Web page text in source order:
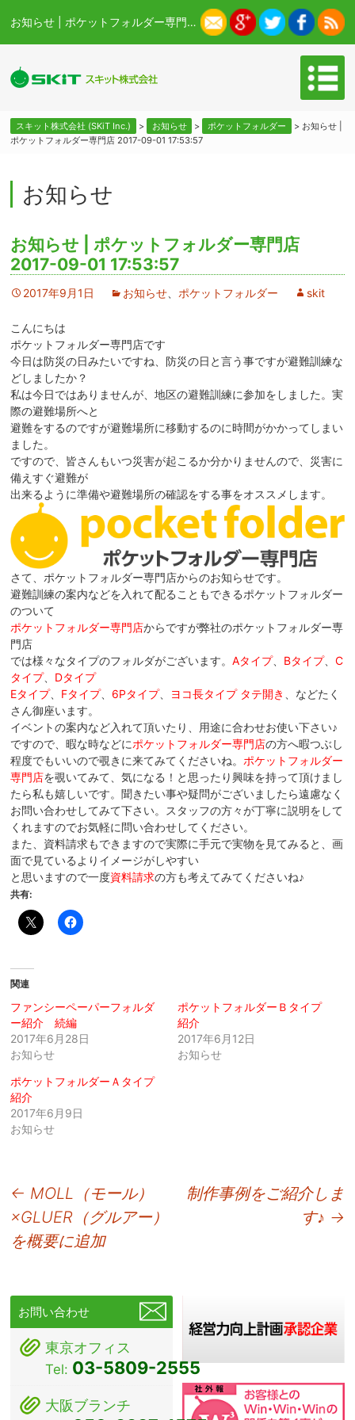
お知らせ | ポケットフォルダー専門店 2017-09-01 17:53:57 - スキット株式会社 (SKiT Inc.)
スキット株式会社 (SKiT Inc.) > お知らせ > ポケットフォルダー > お知らせ |
ポケットフォルダー専門店 2017-09-01 17:53:57
お知らせ
お知らせ | ポケットフォルダー専門店
2017-09-01 17:53:57
2017年9月1日 お知らせ ポケットフォルダー skit
こんにちは
ポケットフォルダー専門店です
今日は防災の日みたいですね、防災の日と言う事ですが避難訓練な
どしましたか？
私は今日ではありませんが、地区の避難訓練に参加をしました。実
際の避難場所へと
避難をするのですが避難場所に移動するのに時間がかかってしまい
ました。
ですので、皆さんもいつ災害が起こるか分かりませんので、災害に
備えすぐ避難が
出来るように準備や避難場所の確認をする事をオススメします。
さて、ポケットフォルダー専門店からのお知らせです。
避難訓練の案内などを入れて配ることもできるポケットフォルダー
のついて
ポケットフォルダー専門店からですが弊社のポケットフォルダー専
門店
では様々なタイプのフォルダがございます。Aタイプ、 Bタイプ、C
タイプ、 Dタイプ
Eタイプ、 Fタイプ、 6Pタイプ、 ヨコ長タイプ タテ開き
、などたく
さん御座います。
イベントの案内など入れて頂いたり、用途に合わせお使い下さい♪
ですので、暇な時などにポケットフォルダー専門店の方へ暇つぶし
程度でもいいので覗きに来てみてくださいね。 ポケットフォルダー
専門店を覗いてみて、気になる！と思ったり興味を持って頂けまし
たら私も嬉しいです。聞きたい事や疑問がございましたら遠慮なく
お問い合わせしてみて下さい。スタッフの方々が丁寧に説明をして
くれますのでお気軽に問い合わせしてください。
また、資料請求もできますので実際に手元で実物を見てみると、画
面で見ているよりイメージがしやすい
と思いますので一度資料請求の方も考えてみてくださいね♪
共有:
関連
ファンシーペーパーフォルダ
ー紹介 続編
2017年6月28日
お知らせ
ポケットフォルダーＢタイプ
紹介
2017年6月12日
お知らせ
ポケットフォルダーＡタイプ
紹介
2017年6月9日
お知らせ
投
稿
ナ
ゲ
ー
シ
ョ
← MOLL（モール）
×GLUER（グルアー）
を概要に追加
制作事例をご紹介しま
す♪ →
お問い合わせ
東京オフィス
Tel: 03-5809-2555
大阪ブランチ